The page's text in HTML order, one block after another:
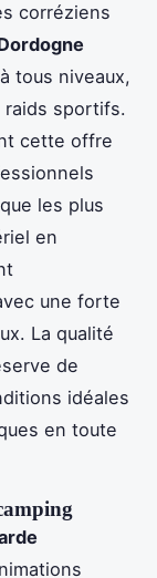
corréziens
tous niveaux,
raids sportifs.
cette offre
les plus
en
une forte
La qualité
de
idéales
en toute